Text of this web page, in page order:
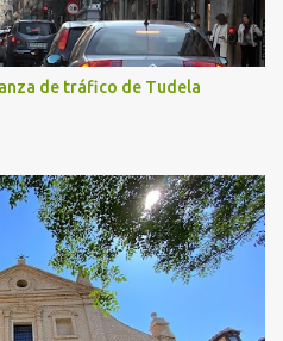
de tráfico de Tudela